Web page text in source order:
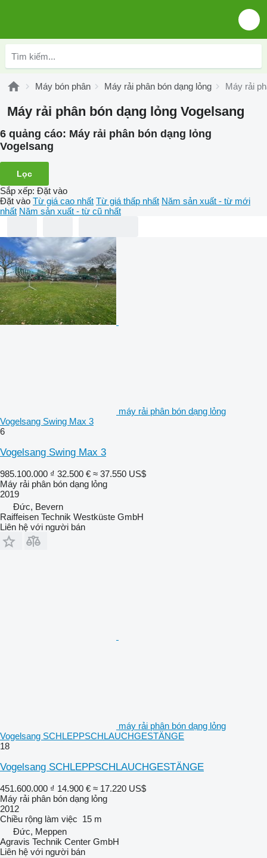
Máy bón phân Máy rải phân bón dạng lỏng Máy rải
Máy rải phân bón dạng lỏng Vogelsang
6 quảng cáo: Máy rải phân bón dạng lỏng
Vogelsang
Lọc
Sắp xếp: Đặt vào
Đặt vào Từ giá cao nhất Từ giá thấp nhất Năm sản xuất - từ mới
nhất Năm sản xuất - từ cũ nhất
máy rải phân bón dạng lỏng
Vogelsang Swing Max 3
6
Vogelsang Swing Max 3
985.100.000 ₫ 32.500 € ≈ 37.550 US$
Máy rải phân bón dạng lỏng
2019
Đức, Bevern
Raiffeisen Technik Westküste GmbH
Liên hệ với người bán
máy rải phân bón dạng lỏng
Vogelsang SCHLEPPSCHLAUCHGESTÄNGE
18
Vogelsang SCHLEPPSCHLAUCHGESTÄNGE
451.600.000 ₫ 14.900 € ≈ 17.220 US$
Máy rải phân bón dạng lỏng
2012
Chiều rộng làm việc 15 m
Đức, Meppen
Agravis Technik Center GmbH
Liên hệ với người bán